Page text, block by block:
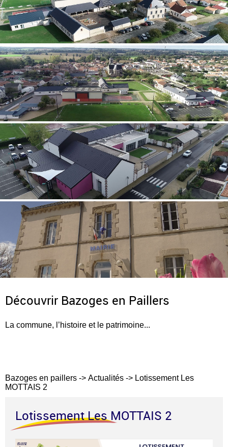
Découvrir Bazoges en Paillers
La commune, l’histoire et le patrimoine...
Bazoges en paillers -> Actualités -> Lotissement Les
MOTTAIS 2
Lotissement Les MOTTAIS 2